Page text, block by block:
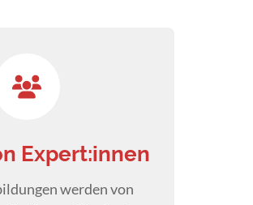
Expert:innen
werden von